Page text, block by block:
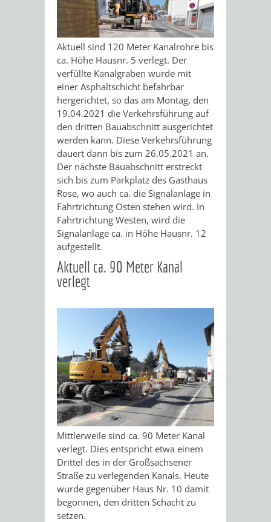
Aktuell sind 120 Meter Kanalrohre bis
ca. Höhe Hausnr. 5 verlegt. Der
verfüllte Kanalgraben wurde mit
einer Asphaltschicht befahrbar
hergerichtet, so das am Montag, den
19.04.2021 die Verkehrsführung auf
den dritten Bauabschnitt ausgerichtet
werden kann. Diese Verkehrsführung
dauert dann bis zum 26.05.2021 an.
Der nächste Bauabschnitt erstreckt
sich bis zum Parkplatz des Gasthaus
Rose, wo auch ca. die Signalanlage in
Fahrtrichtung Osten stehen wird. In
Fahrtrichtung Westen, wird die
Signalanlage ca. in Höhe Hausnr. 12
aufgestellt.
Aktuell ca. 90 Meter Kanal
verlegt
Mittlerweile sind ca. 90 Meter Kanal
verlegt. Dies entspricht etwa einem
Drittel des in der Großsachsener
Straße zu verlegenden Kanals. Heute
wurde gegenüber Haus Nr. 10 damit
begonnen, den dritten Schacht zu
setzen.